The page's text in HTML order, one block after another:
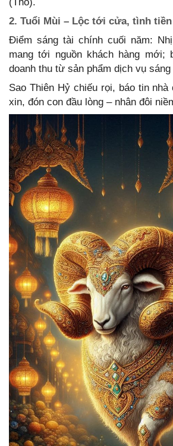
2. Tuổi Mùi – Lộc tới cửa, tình
Điểm sáng tài chính cuối năm:
mang tới nguồn khách hàng mới;
doanh thu từ sản phẩm dịch vụ sáng
Sao Thiên Hỷ chiếu rọi, báo tin
xin, đón con đầu lòng – nhân đôi